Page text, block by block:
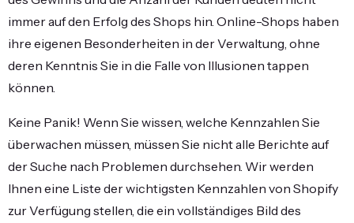
immer auf den Erfolg des Shops hin. Online-Shops haben
ihre eigenen Besonderheiten in der Verwaltung, ohne
deren Kenntnis Sie in die Falle von Illusionen tappen
können.
Keine Panik! Wenn Sie wissen, welche Kennzahlen Sie
überwachen müssen, müssen Sie nicht alle Berichte auf
der Suche nach Problemen durchsehen. Wir werden
Ihnen eine Liste der wichtigsten Kennzahlen von Shopify
zur Verfügung stellen, die ein vollständiges Bild des